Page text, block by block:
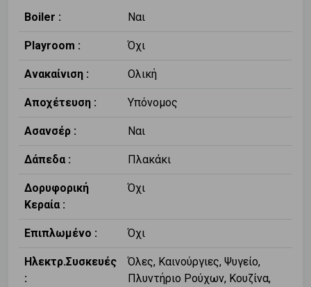
Boiler : Ναι
Playroom : Όχι
Ανακαίνιση : Ολική
Αποχέτευση : Υπόνομος
Ασανσέρ : Ναι
Δάπεδα : Πλακάκι
Δορυφορική
Κεραία :
Όχι
Επιπλωμένο : Όχι
Ηλεκτρ.Συσκευές
:
Όλες, Καινούργιες, Ψυγείο,
Πλυντήριο Ρούχων, Κουζίνα,